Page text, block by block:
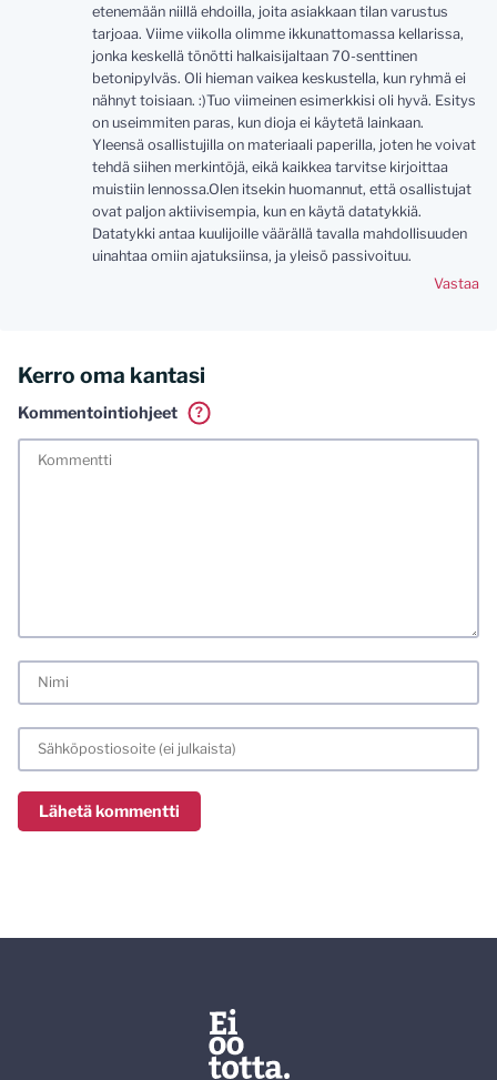
etenemään niillä ehdoilla, joita asiakkaan tilan varustus
tarjoaa. Viime viikolla olimme ikkunattomassa kellarissa,
jonka keskellä tönötti halkaisijaltaan 70-senttinen
betonipylväs. Oli hieman vaikea keskustella, kun ryhmä ei
nähnyt toisiaan. :)Tuo viimeinen esimerkkisi oli hyvä. Esitys
on useimmiten paras, kun dioja ei käytetä lainkaan.
Yleensä osallistujilla on materiaali paperilla, joten he voivat
tehdä siihen merkintöjä, eikä kaikkea tarvitse kirjoittaa
muistiin lennossa.Olen itsekin huomannut, että osallistujat
ovat paljon aktiivisempia, kun en käytä datatykkiä.
Datatykki antaa kuulijoille väärällä tavalla mahdollisuuden
uinahtaa omiin ajatuksiinsa, ja yleisö passivoituu.
Vastaa
Kerro oma kantasi
Kommentointiohjeet
?
meiliosoitteen. Minua ja mielipiteitäni saa ilman muuta